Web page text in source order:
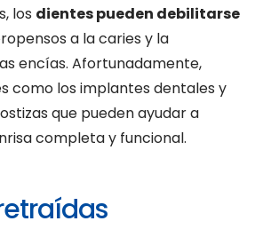
los dientes pueden debilitarse
a la caries y la
encías. Afortunadamente,
como los implantes dentales y
que pueden ayudar a
completa y funcional.